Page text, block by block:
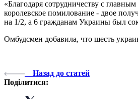
«Благодаря сотрудничеству с
королевское помилование - двое
на 1/2, а 6 гражданам Украины был
Омбудсмен добавила, что шесть
Назад до статей
Поділитися: